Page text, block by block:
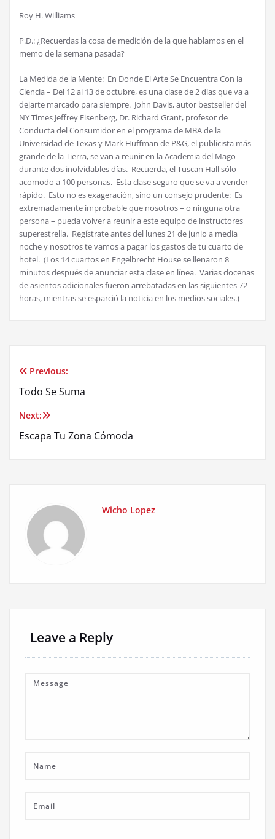
Roy H. Williams
P.D.: ¿Recuerdas la cosa de medición de la que hablamos en el
memo de la semana pasada?
La Medida de la Mente: En Donde El Arte Se Encuentra Con la
Ciencia – Del 12 al 13 de octubre, es una clase de 2 días que va a
dejarte marcado para siempre. John Davis, autor bestseller del
NY Times Jeffrey Eisenberg, Dr. Richard Grant, profesor de
Conducta del Consumidor en el programa de MBA de la
Universidad de Texas y Mark Huffman de P&G, el publicista más
grande de la Tierra, se van a reunir en la Academia del Mago
durante dos inolvidables días. Recuerda, el Tuscan Hall sólo
acomodo a 100 personas. Esta clase seguro que se va a vender
rápido. Esto no es exageración, sino un consejo prudente: Es
extremadamente improbable que nosotros – o ninguna otra
persona – pueda volver a reunir a este equipo de instructores
superestrella. Regístrate antes del lunes 21 de junio a media
noche y nosotros te vamos a pagar los gastos de tu cuarto de
hotel. (Los 14 cuartos en Engelbrecht House se llenaron 8
minutos después de anunciar esta clase en línea. Varias docenas
de asientos adicionales fueron arrebatadas en las siguientes 72
horas, mientras se esparció la noticia en los medios sociales.)
Post
navigation
Previous:
Todo Se Suma
Next:
Escapa Tu Zona Cómoda
Wicho Lopez
Leave a Reply